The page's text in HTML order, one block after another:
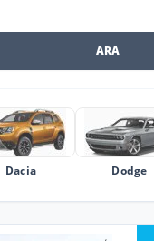
ARA
Dacia Dodge